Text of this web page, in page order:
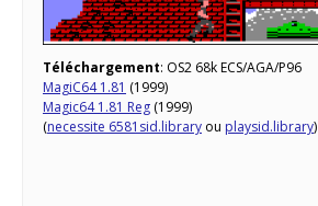
Téléchargement: OS2 68k ECS/AGA/P96
MagiC64 1.81 (1999)
Magic64 1.81 Reg (1999)
(necessite 6581sid.library ou playsid.library)